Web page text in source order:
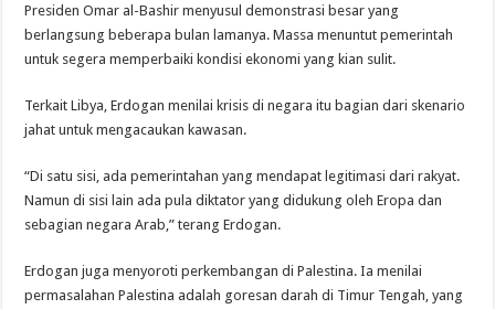
Presiden Omar al-Bashir menyusul demonstrasi besar yang
berlangsung beberapa bulan lamanya. Massa menuntut pemerintah
untuk segera memperbaiki kondisi ekonomi yang kian sulit.
Terkait Libya, Erdogan menilai krisis di negara itu bagian dari skenario
jahat untuk mengacaukan kawasan.
“Di satu sisi, ada pemerintahan yang mendapat legitimasi dari rakyat.
Namun di sisi lain ada pula diktator yang didukung oleh Eropa dan
sebagian negara Arab,” terang Erdogan.
Erdogan juga menyoroti perkembangan di Palestina. Ia menilai
permasalahan Palestina adalah goresan darah di Timur Tengah, yang